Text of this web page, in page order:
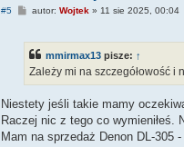
#5
P
t
autor: Wojtek» 11 sie 2025, 00:04
mmirmax13 pisze: ↑
Zależy mi na szczegółowość i
Niestety jeśli takie mamy
Raczej nic z tego co wymieniłeś.
Mam na sprzedaż Denon DL-